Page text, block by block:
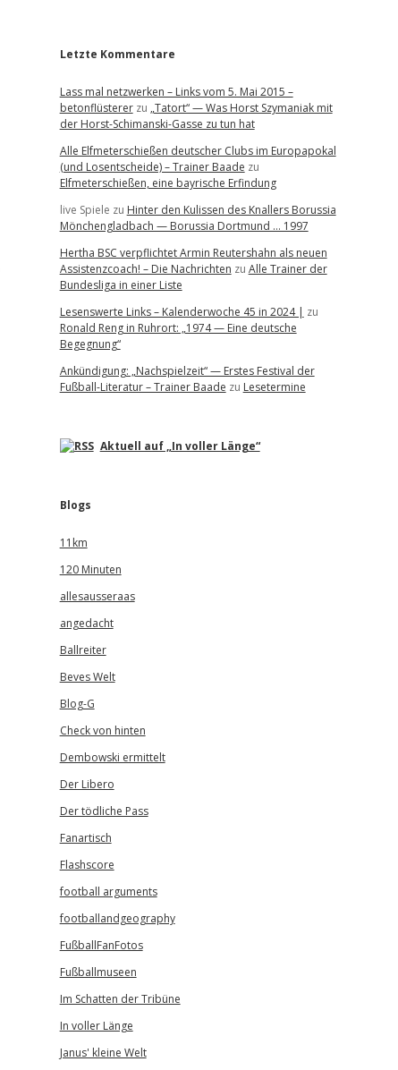
Letzte Kommentare
Lass mal netzwerken – Links vom 5. Mai 2015 –
betonflüstererzu „Tatort“ — Was Horst Szymaniak mit
der Horst-Schimanski-Gasse zu tun hat
Alle Elfmeterschießen deutscher Clubs im Europapokal
(und Losentscheide) – Trainer Baade zu
Elfmeterschießen, eine bayrische Erfindung
live Spiele zu Hinter den Kulissen des Knallers Borussia
Mönchengladbach — Borussia Dortmund … 1997
Hertha BSC verpflichtet Armin Reutershahn als neuen
Assistenzcoach! – Die Nachrichten zu Alle Trainer der
Bundesliga in einer Liste
Lesenswerte Links – Kalenderwoche 45 in 2024 | zu
Ronald Reng in Ruhrort: „1974 — Eine deutsche
Begegnung“
Ankündigung: „Nachspielzeit“ — Erstes Festival der
Fußball-Literatur – Trainer Baade zu Lesetermine
Aktuell auf „In voller Länge“
Blogs
11km
120 Minuten
allesausseraas
angedacht
Ballreiter
Beves Welt
Blog-G
Check von hinten
Dembowski ermittelt
Der Libero
Der tödliche Pass
Fanartisch
Flashscore
football arguments
footballandgeography
FußballFanFotos
Fußballmuseen
Im Schatten der Tribüne
In voller Länge
Janus' kleine Welt